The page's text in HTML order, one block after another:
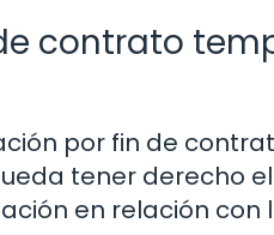
contrato
por fin de
tener derecho
en relación con